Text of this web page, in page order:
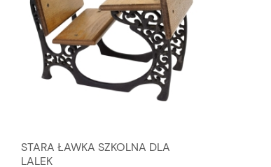
STARA ŁAWKA SZKOLNA DLA
LALEK